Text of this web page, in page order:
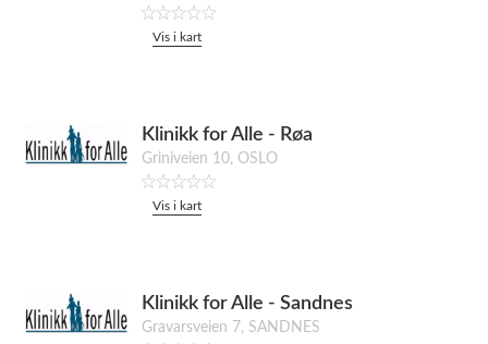
Vis i kart
Klinikk for Alle - Røa
Griniveien 10, OSLO
Vis i kart
Klinikk for Alle - Sandnes
Gravarsveien 7, SANDNES